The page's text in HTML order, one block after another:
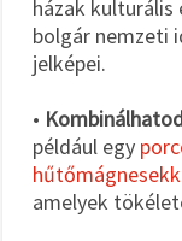
házak kulturális
bolgár nemzeti
jelképei.
•
például egy
amelyek